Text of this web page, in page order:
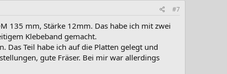
#7
135 mm, Stärke 12mm. Das habe ich mit zwei
Klebeband gemacht.
Das Teil habe ich auf die Platten gelegt und
gute Fräser. Bei mir war allerdings